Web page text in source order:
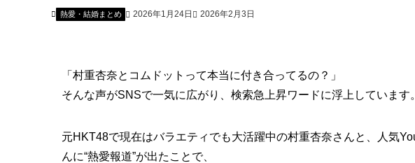
熱愛・結婚まとめ 2026年1月24日 2026年2月3日
「村重杏奈とコムドットって本当に付き合ってるの？」
そんな声がSNSで一気に広がり、検索急上昇ワードに浮上しています。
元HKT48で現在はバラエティでも大活躍中の村重杏奈さんと、人気
んに“熱愛報道”が出たことで、